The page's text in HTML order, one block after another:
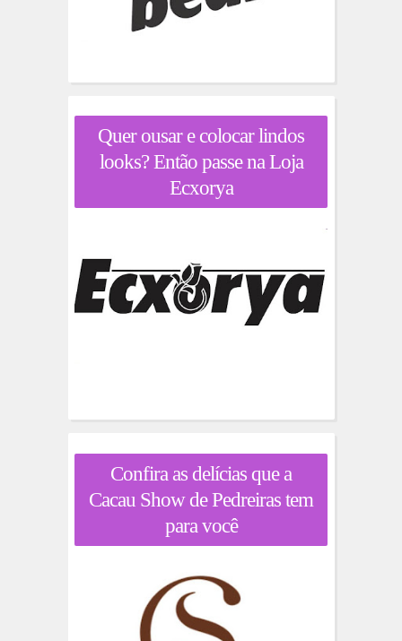
Quer ousar e colocar lindos
looks? Então passe na Loja
Ecxorya
Confira as delícias que a
Cacau Show de Pedreiras tem
para você